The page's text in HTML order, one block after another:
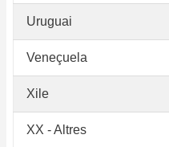
Uruguai
Veneçuela
Xile
XX - Altres